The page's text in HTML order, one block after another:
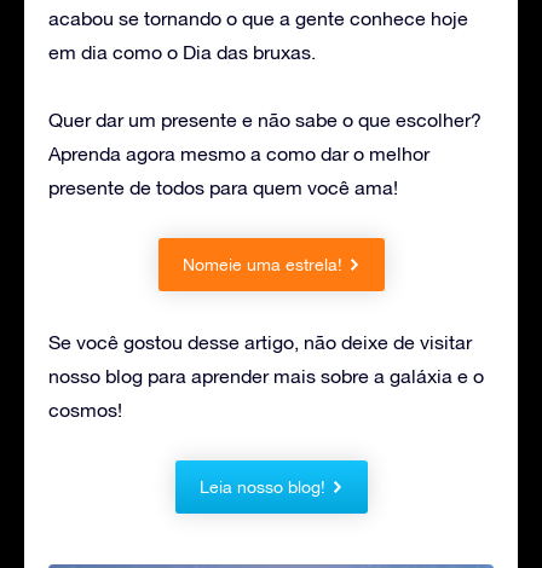
acabou se tornando o que a gente conhece hoje
em dia como o Dia das bruxas.
Quer dar um presente e não sabe o que escolher?
Aprenda agora mesmo a como dar o melhor
presente de todos para quem você ama!
Nomeie uma estrela!
Se você gostou desse artigo, não deixe de visitar
nosso blog para aprender mais sobre a galáxia e o
cosmos!
Leia nosso blog!